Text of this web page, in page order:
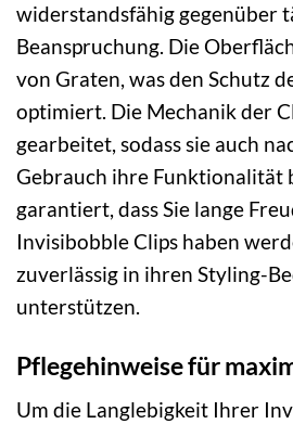
widerstandsfähig gegenüber
Beanspruchung. Die
von Graten, was den Schutz
optimiert. Die Mechanik der
gearbeitet, sodass sie auch
Gebrauch ihre Funktionalität
garantiert, dass Sie lange
Invisibobble Clips haben
zuverlässig in ihren Styling-
unterstützen.
Pflegehinweise für
Um die Langlebigkeit Ihrer